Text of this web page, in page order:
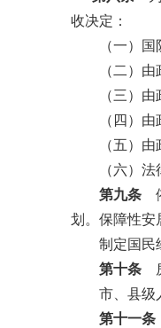
收决定：
（一）国防
（二）由政
（三）由政
（四）由政
（五）由政
（六）法律
第九条
划。保障性安
制定国民经
第十条
市、县级人
第十一条